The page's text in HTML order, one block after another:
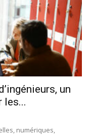
un
les...
numériques,